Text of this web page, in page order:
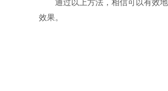
通过以上方法，相信可以有效
效果。